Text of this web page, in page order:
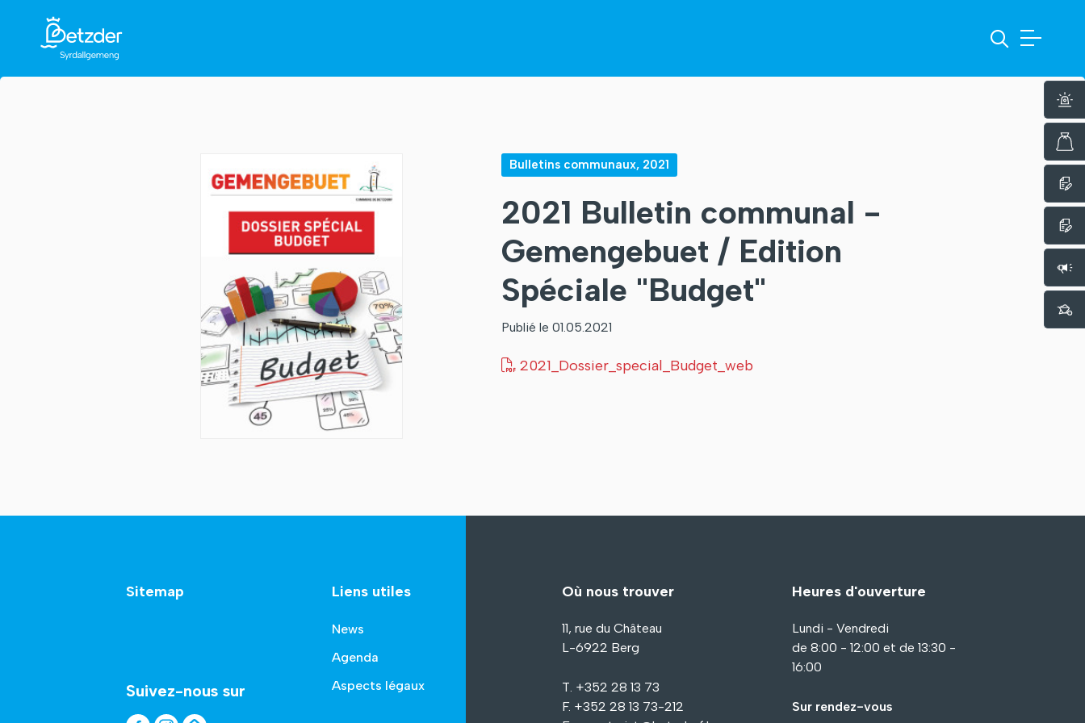
Bulletins communaux, 2021
2021 Bulletin communal -
Gemengebuet / Edition
Spéciale "Budget"
Publié le 01.05.2021
2021_Dossier_special_Budget_web
Sitemap
Suivez-nous sur
Liens utiles
News
Agenda
Aspects légaux
Où nous trouver
11, rue du Château
L-6922 Berg
T. +352 28 13 73
F. +352 28 13 73-212
Heures d'ouverture
Lundi - Vendredi
de 8:00 - 12:00 et de 13:30 -
16:00
Sur rendez-vous